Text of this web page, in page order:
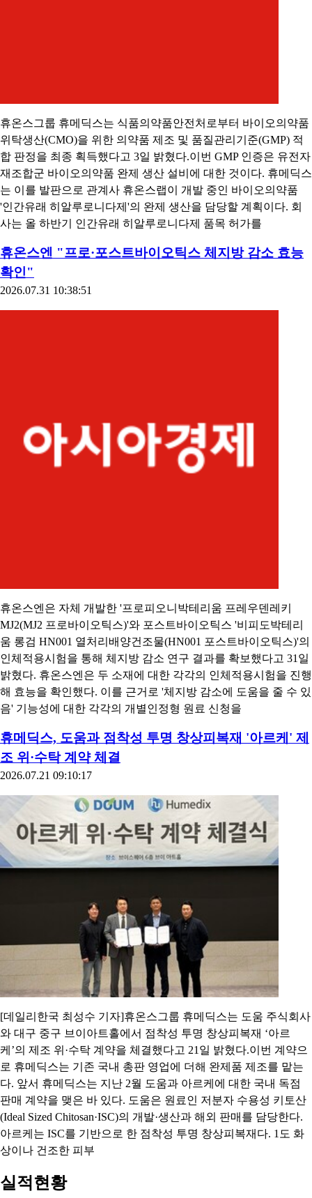
휴온스그룹 휴메딕스는 식품의약품안전처로부터 바이오의약품
위탁생산(CMO)을 위한 의약품 제조 및 품질관리기준(GMP) 적
합 판정을 최종 획득했다고 3일 밝혔다.이번 GMP 인증은 유전자
재조합군 바이오의약품 완제 생산 설비에 대한 것이다. 휴메딕스
는 이를 발판으로 관계사 휴온스랩이 개발 중인 바이오의약품
'인간유래 히알루로니다제'의 완제 생산을 담당할 계획이다. 회
사는 올 하반기 인간유래 히알루로니다제 품목 허가를
휴온스엔 "프로·포스트바이오틱스 체지방 감소 효능
확인"
2026.07.31 10:38:51
휴온스엔은 자체 개발한 '프로피오니박테리움 프레우덴레키
MJ2(MJ2 프로바이오틱스)'와 포스트바이오틱스 '비피도박테리
움 롱검 HN001 열처리배양건조물(HN001 포스트바이오틱스)'의
인체적용시험을 통해 체지방 감소 연구 결과를 확보했다고 31일
밝혔다. 휴온스엔은 두 소재에 대한 각각의 인체적용시험을 진행
해 효능을 확인했다. 이를 근거로 '체지방 감소에 도움을 줄 수 있
음' 기능성에 대한 각각의 개별인정형 원료 신청을
휴메딕스, 도움과 점착성 투명 창상피복재 '아르케' 제
조 위·수탁 계약 체결
2026.07.21 09:10:17
[데일리한국 최성수 기자]휴온스그룹 휴메딕스는 도움 주식회사
와 대구 중구 브이아트홀에서 점착성 투명 창상피복재 ‘아르
케’의 제조 위·수탁 계약을 체결했다고 21일 밝혔다.이번 계약으
로 휴메딕스는 기존 국내 총판 영업에 더해 완제품 제조를 맡는
다. 앞서 휴메딕스는 지난 2월 도움과 아르케에 대한 국내 독점
판매 계약을 맺은 바 있다. 도움은 원료인 저분자 수용성 키토산
(Ideal Sized Chitosan·ISC)의 개발·생산과 해외 판매를 담당한다.
아르케는 ISC를 기반으로 한 점착성 투명 창상피복재다. 1도 화
상이나 건조한 피부
실적현황